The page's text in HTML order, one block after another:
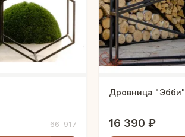
66-917
Дровница "Эбби"
16 390 ₽